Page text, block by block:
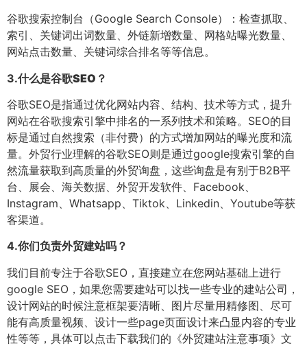
谷歌搜索控制台（Google Search Console）：检查抓取、
索引、关键词出词数量、外链新增数量、网格站曝光数量、
网站点击数量、关键词综合排名等等信息。
3.什么是谷歌SEO？
谷歌SEO是指通过优化网站内容、结构、技术等方式，提升
网站在谷歌搜索引擎中排名的一系列技术和策略。SEO的目
标是通过自然搜索（非付费）的方式增加网站的曝光度和流
量。外贸行业理解的谷歌SEO则是通过google搜索引擎的自
然流量获取到高质量的外贸询盘，这些询盘是有别于B2B平
台、展会、海关数据、外贸开发软件、Facebook、
Instagram、Whatsapp、Tiktok、Linkedin、Youtube等获
客渠道。
4.你们负责外贸建站吗？
我们目前专注于谷歌SEO，直接建立在您网站基础上进行
google SEO，如果您需要建站可以找一些专业的建站公司，
设计网站的时候注意框架要清晰、图片尽量用精修图、尽可
能有高质量视频、设计一些page页面设计来凸显内容的专业
性等等，具体可以点击下载我们的《外贸建站注意事项》文